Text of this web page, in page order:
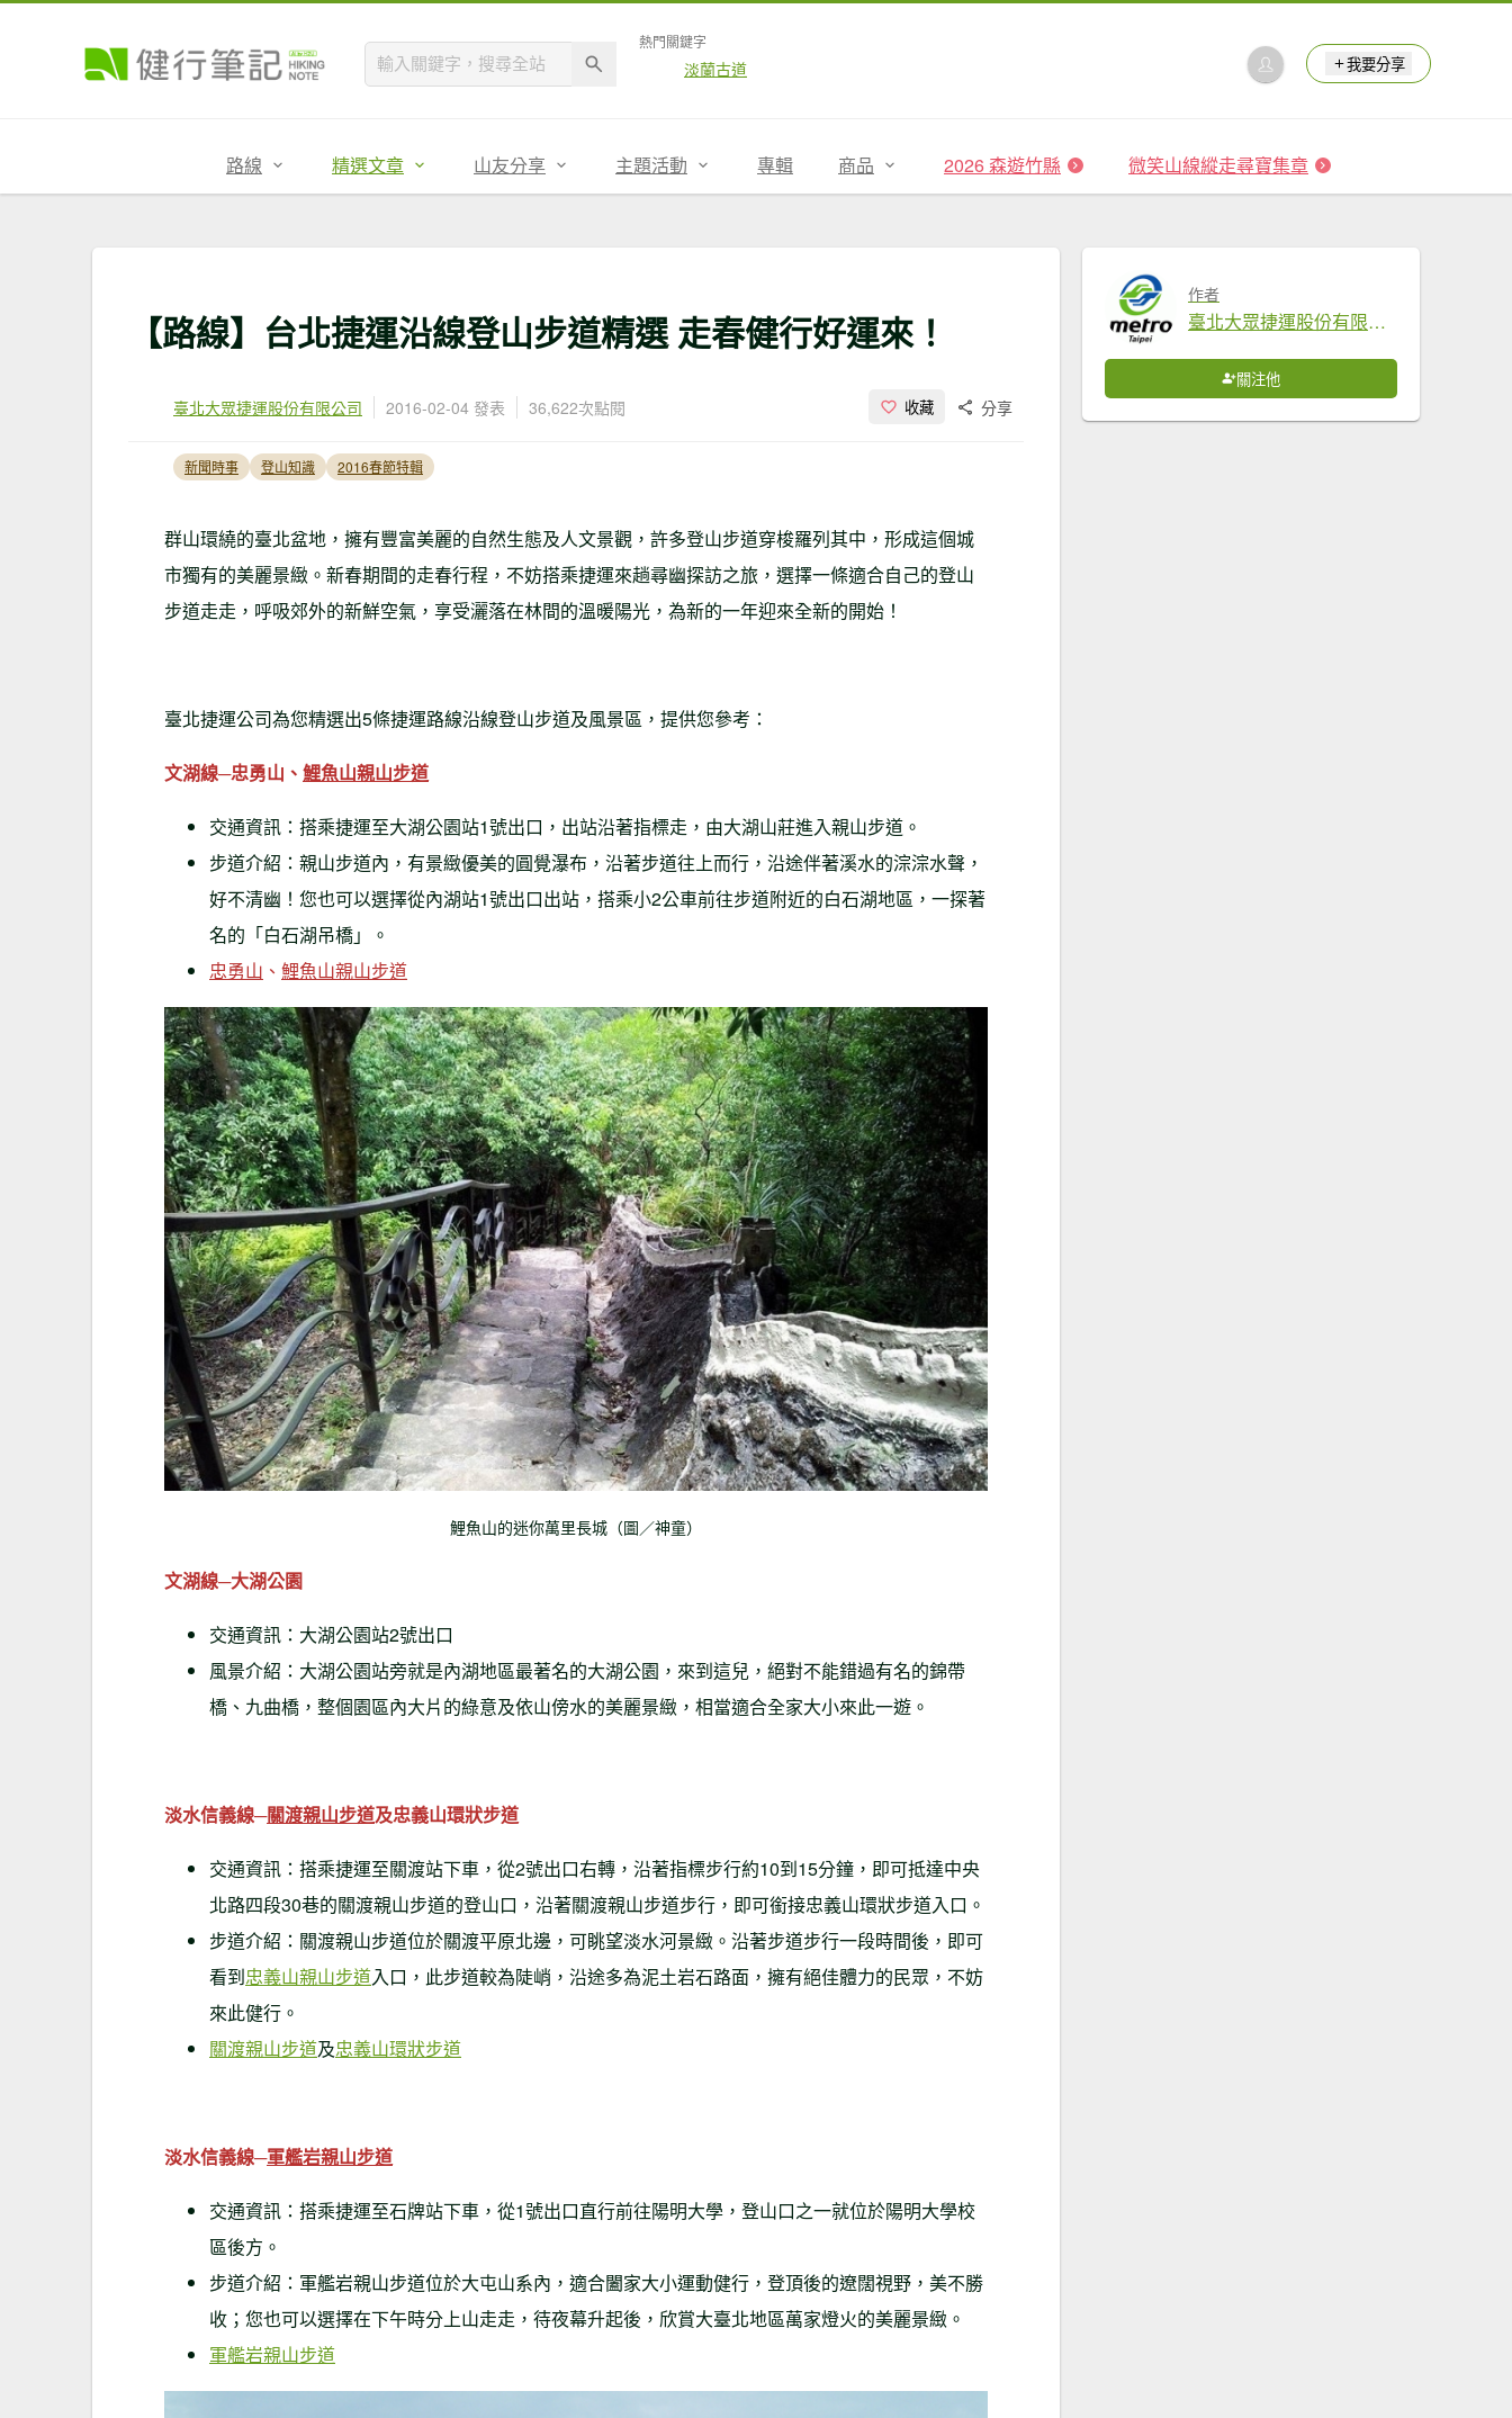
熱門關鍵字
淡蘭古道 我要分享
路線 精選文章 山友分享 主題活動 專輯 商品 2026 森遊竹縣 微笑山線縱走尋寶集章
【路線】台北捷運沿線登山步道精選 走春健行好運來！
臺北大眾捷運股份有限公司 2016-02-04 發表 36,622次點閱 收藏 分享
新聞時事 登山知識 2016春節特輯
群山環繞的臺北盆地，擁有豐富美麗的自然生態及人文景觀，許多登山步道穿梭羅列其中，形成這個城
市獨有的美麗景緻。新春期間的走春行程，不妨搭乘捷運來趟尋幽探訪之旅，選擇一條適合自己的登山
步道走走，呼吸郊外的新鮮空氣，享受灑落在林間的溫暖陽光，為新的一年迎來全新的開始！
臺北捷運公司為您精選出5條捷運路線沿線登山步道及風景區，提供您參考：
文湖線─忠勇山、 鯉魚山親山步道
交通資訊：搭乘捷運至大湖公園站1號出口，出站沿著指標走，由大湖山莊進入親山步道。
步道介紹：親山步道內，有景緻優美的圓覺瀑布，沿著步道往上而行，沿途伴著溪水的淙淙水聲，
好不清幽！您也可以選擇從內湖站1號出口出站，搭乘小2公車前往步道附近的白石湖地區，一探著
名的「白石湖吊橋」。
忠勇山 、 鯉魚山親山步道
鯉魚山的迷你萬里長城（圖／神童）
文湖線─大湖公園
交通資訊：大湖公園站2號出口
風景介紹：大湖公園站旁就是內湖地區最著名的大湖公園，來到這兒，絕對不能錯過有名的錦帶
橋、九曲橋，整個園區內大片的綠意及依山傍水的美麗景緻，相當適合全家大小來此一遊。
淡水信義線─關渡親山步道及忠義山環狀步道
交通資訊：搭乘捷運至關渡站下車，從2號出口右轉，沿著指標步行約10到15分鐘，即可抵達中央
北路四段30巷的關渡親山步道的登山口，沿著關渡親山步道步行，即可銜接忠義山環狀步道入口。
步道介紹：關渡親山步道位於關渡平原北邊，可眺望淡水河景緻。沿著步道步行一段時間後，即可
看到忠義山親山步道入口，此步道較為陡峭，沿途多為泥土岩石路面，擁有絕佳體力的民眾，不妨
來此健行。
關渡親山步道及忠義山環狀步道
淡水信義線─軍艦岩親山步道
交通資訊：搭乘捷運至石牌站下車，從1號出口直行前往陽明大學，登山口之一就位於陽明大學校
區後方。
步道介紹：軍艦岩親山步道位於大屯山系內，適合闔家大小運動健行，登頂後的遼闊視野，美不勝
收；您也可以選擇在下午時分上山走走，待夜幕升起後，欣賞大臺北地區萬家燈火的美麗景緻。
軍艦岩親山步道
作者
臺北大眾捷運股份有限公司
關注他